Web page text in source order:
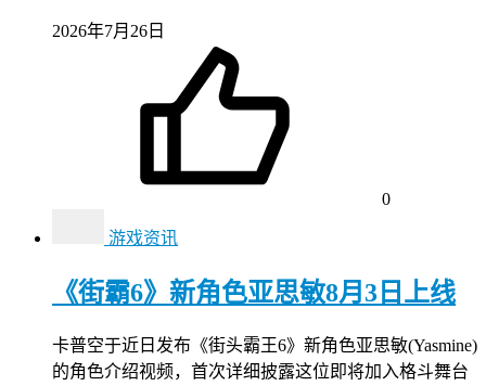
2026年7月26日
0
游戏资讯
《街霸6》新角色亚思敏8月3日上线
卡普空于近日发布《街头霸王6》新角色亚思敏(Yasmine)
的角色介绍视频，首次详细披露这位即将加入格斗舞台